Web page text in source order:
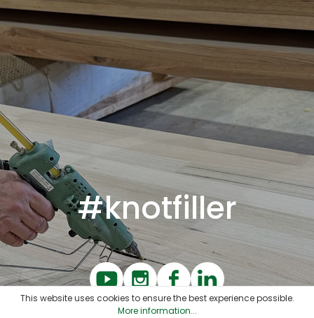
#knotfiller
This website uses cookies to ensure the best experience possible.
More information...